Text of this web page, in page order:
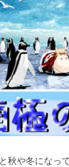
秋や冬になっ